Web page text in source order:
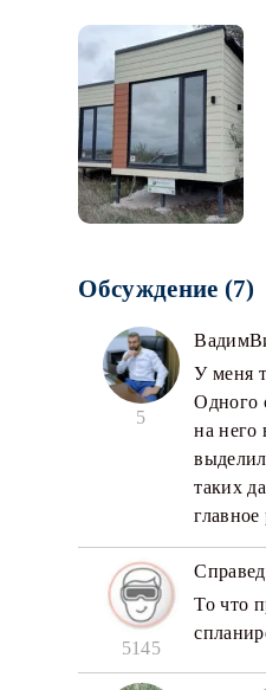
Обсуждение (7)
5
У меня
Одного
на него
таких
главное
5145
То что